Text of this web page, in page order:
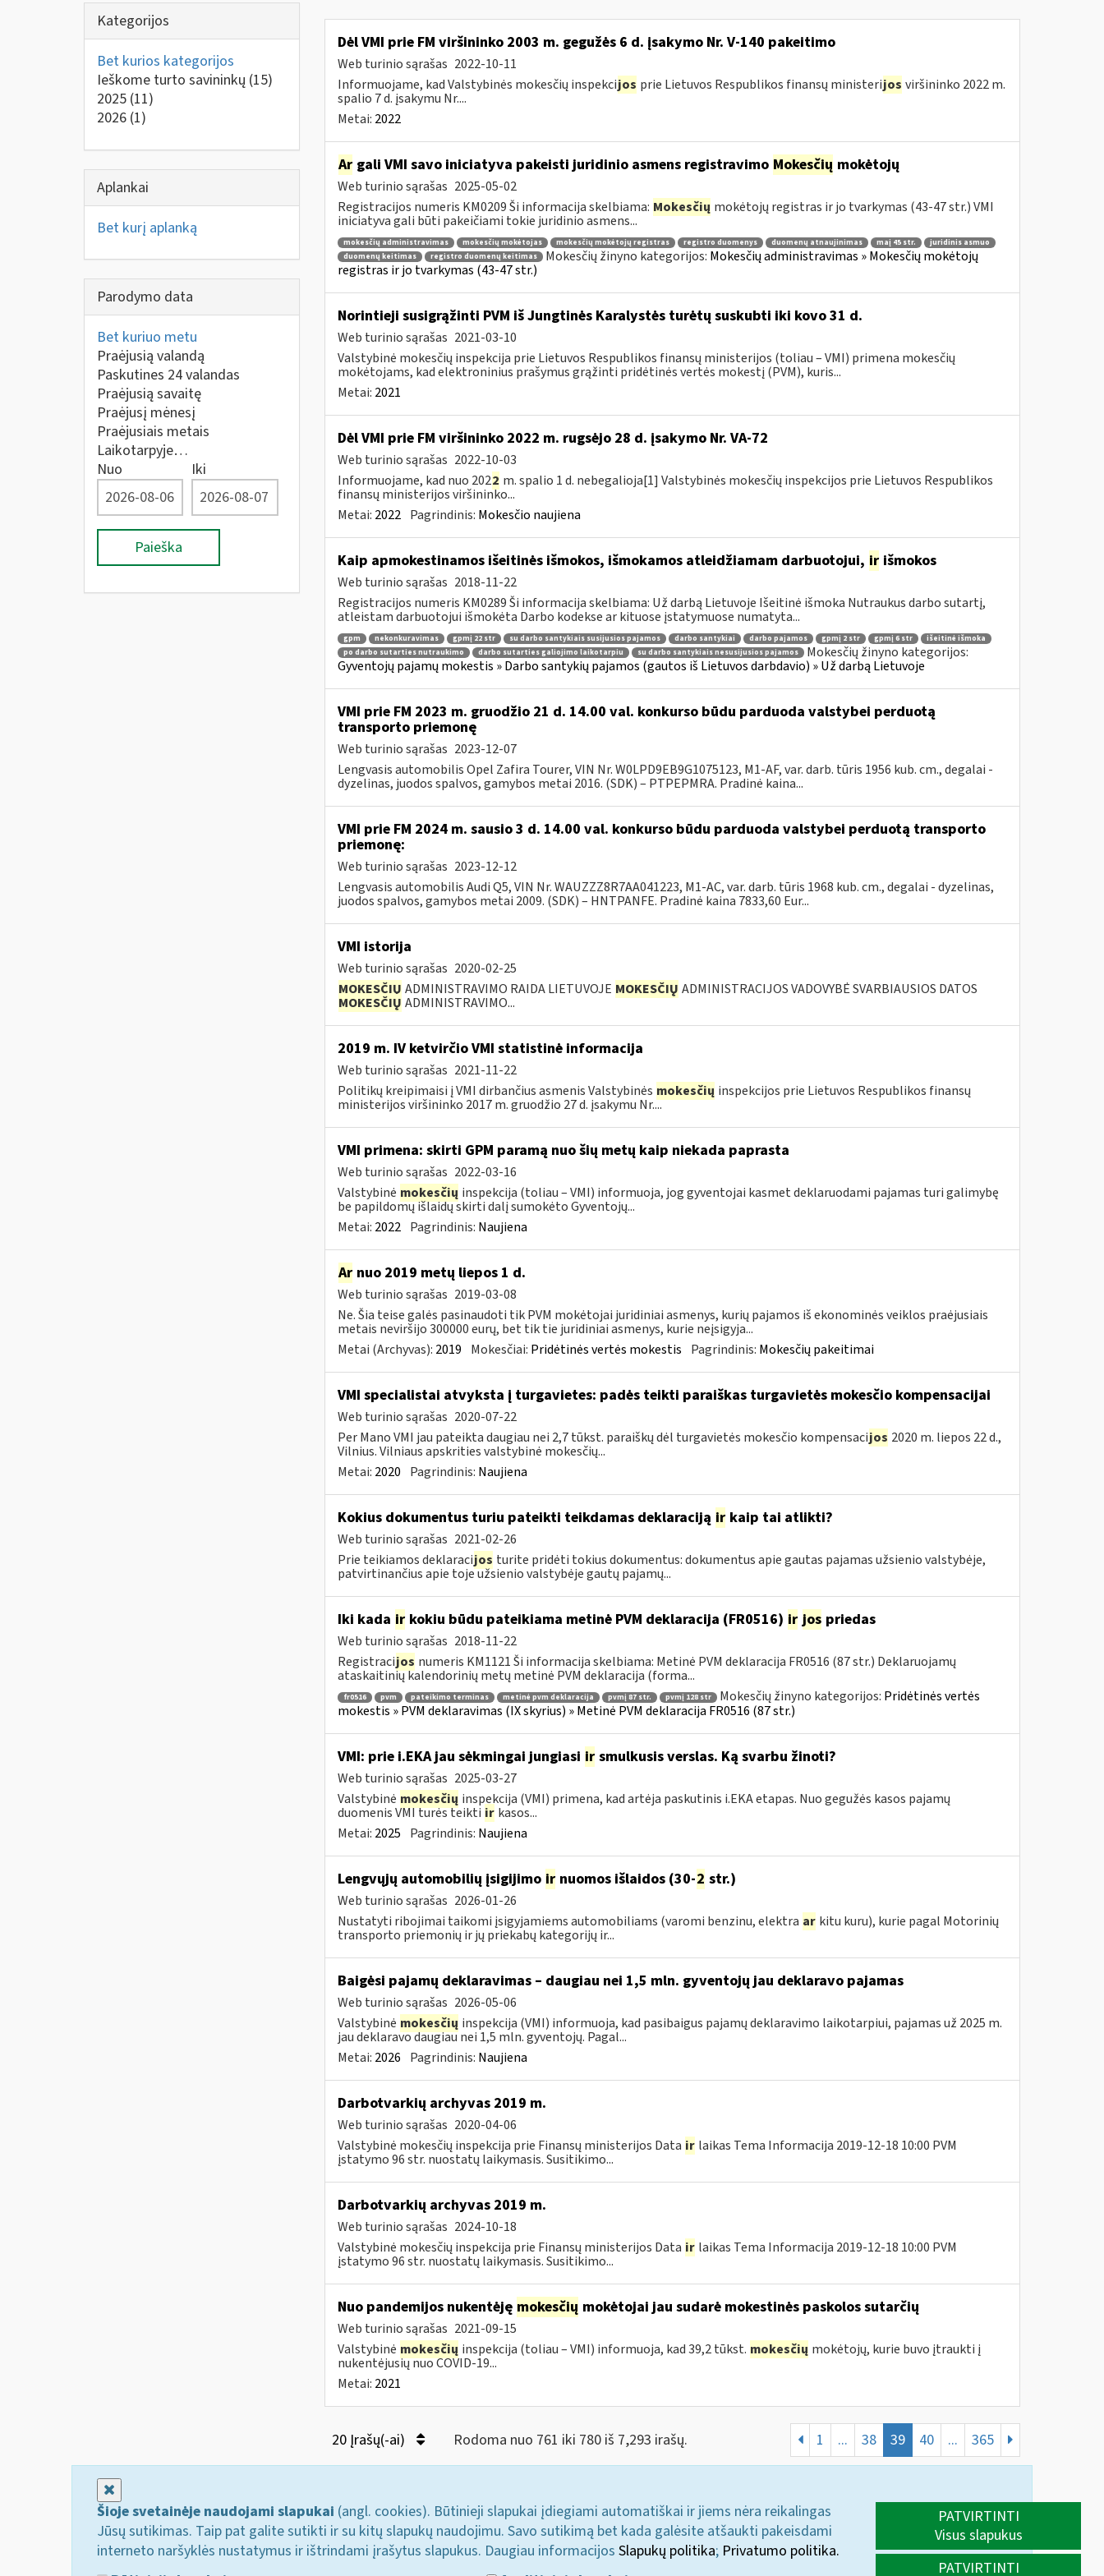
Kategorijos
Bet kurios kategorijos
Ieškome turto savininkų (15)
2025 (11)
2026 (1)
Aplankai
Bet kurį aplanką
Parodymo data
Bet kuriuo metu
Praėjusią valandą
Paskutines 24 valandas
Praėjusią savaitę
Praėjusį mėnesį
Praėjusiais metais
Laikotarpyje…
Nuo
Iki
Paieška
Dėl VMI prie FM viršininko 2003 m. gegužės 6 d. įsakymo Nr. V-140 pakeitimo
Web turinio sąrašas 2022-10-11
Informuojame, kad Valstybinės mokesčių inspekcijos prie Lietuvos Respublikos finansų ministerijos viršininko 2022 m.
spalio 7 d. įsakymu Nr....
Metai: 2022
Argali VMI savo iniciatyva pakeisti juridinio asmens registravimo Mokesčių mokėtojų
Web turinio sąrašas 2025-05-02
Registracijos numeris KM0209 Ši informacija skelbiama: Mokesčių mokėtojų registras ir jo tvarkymas (43-47 str.) VMI
iniciatyva gali būti pakeičiami tokie juridinio asmens...
mokesčių administravimas mokesčių mokėtojas mokesčių mokėtojų registras registro duomenys duomenų atnaujinimas maį 45 str.
juridinis asmuo
duomenų keitimas
registro duomenų keitimas Mokesčių žinyno kategorijos: Mokesčių administravimas » Mokesčių mokėtojų
registras ir jo tvarkymas (43-47 str.)
Norintieji susigrąžinti PVM iš Jungtinės Karalystės turėtų suskubti iki kovo 31 d.
Web turinio sąrašas 2021-03-10
Valstybinė mokesčių inspekcija prie Lietuvos Respublikos finansų ministerijos (toliau – VMI) primena mokesčių
mokėtojams, kad elektroninius prašymus grąžinti pridėtinės vertės mokestį (PVM), kuris...
Metai: 2021
Dėl VMI prie FM viršininko 2022 m. rugsėjo 28 d. įsakymo Nr. VA-72
Web turinio sąrašas 2022-10-03
Informuojame, kad nuo 2022 m. spalio 1 d. nebegalioja[1] Valstybinės mokesčių inspekcijos prie Lietuvos Respublikos
finansų ministerijos viršininko...
Metai: 2022 Pagrindinis: Mokesčio naujiena
Kaip apmokestinamos išeitinės išmokos, išmokamos atleidžiamam darbuotojui, irišmokos
Web turinio sąrašas 2018-11-22
Registracijos numeris KM0289 Ši informacija skelbiama: Už darbą Lietuvoje Išeitinė išmoka Nutraukus darbo sutartį,
atleistam darbuotojui išmokėta Darbo kodekse ar kituose įstatymuose numatyta...
gpm nekonkuravimas gpmį 22 str su darbo santykiais susijusios pajamos darbo santykiai darbo pajamos gpmį 2 str gpmį 6 str
išeitinė išmoka
po darbo sutarties nutraukimo
darbo sutarties galiojimo laikotarpiu su darbo santykiais nesusijusios pajamos
Mokesčių žinyno kategorijos:
Gyventojų pajamų mokestis » Darbo santykių pajamos (gautos iš Lietuvos darbdavio) » Už darbą Lietuvoje
VMI prie FM 2023 m. gruodžio 21 d. 14.00 val. konkurso būdu parduoda valstybei perduotą
transporto priemonę
Web turinio sąrašas 2023-12-07
Lengvasis automobilis Opel Zafira Tourer, VIN Nr. W0LPD9EB9G1075123, M1-AF, var. darb. tūris 1956 kub. cm., degalai -
dyzelinas, juodos spalvos, gamybos metai 2016. (SDK) – PTPEPMRA. Pradinė kaina...
VMI prie FM 2024 m. sausio 3 d. 14.00 val. konkurso būdu parduoda valstybei perduotą transporto
priemonę:
Web turinio sąrašas 2023-12-12
Lengvasis automobilis Audi Q5, VIN Nr. WAUZZZ8R7AA041223, M1-AC, var. darb. tūris 1968 kub. cm., degalai - dyzelinas,
juodos spalvos, gamybos metai 2009. (SDK) – HNTPANFE. Pradinė kaina 7833,60 Eur...
VMI istorija
Web turinio sąrašas 2020-02-25
MOKESČIŲ ADMINISTRAVIMO RAIDA LIETUVOJE MOKESČIŲ ADMINISTRACIJOS VADOVYBĖ SVARBIAUSIOS DATOS
MOKESČIŲ ADMINISTRAVIMO...
2019 m. IV ketvirčio VMI statistinė informacija
Web turinio sąrašas 2021-11-22
Politikų kreipimaisi į VMI dirbančius asmenis Valstybinės mokesčių inspekcijos prie Lietuvos Respublikos finansų
ministerijos viršininko 2017 m. gruodžio 27 d. įsakymu Nr....
VMI primena: skirti GPM paramą nuo šių metų kaip niekada paprasta
Web turinio sąrašas 2022-03-16
Valstybinė mokesčių inspekcija (toliau – VMI) informuoja, jog gyventojai kasmet deklaruodami pajamas turi galimybę
be papildomų išlaidų skirti dalį sumokėto Gyventojų...
Metai: 2022 Pagrindinis: Naujiena
Arnuo 2019 metų liepos 1 d.
Web turinio sąrašas 2019-03-08
Ne. Šia teise galės pasinaudoti tik PVM mokėtojai juridiniai asmenys, kurių pajamos iš ekonominės veiklos praėjusiais
metais neviršijo 300000 eurų, bet tik tie juridiniai asmenys, kurie neįsigyja...
Metai (Archyvas): 2019 Mokesčiai: Pridėtinės vertės mokestis Pagrindinis: Mokesčių pakeitimai
VMI specialistai atvyksta į turgavietes: padės teikti paraiškas turgavietės mokesčio kompensacijai
Web turinio sąrašas 2020-07-22
Per Mano VMI jau pateikta daugiau nei 2,7 tūkst. paraiškų dėl turgavietės mokesčio kompensacijos 2020 m. liepos 22 d.,
Vilnius. Vilniaus apskrities valstybinė mokesčių...
Metai: 2020 Pagrindinis: Naujiena
Kokius dokumentus turiu pateikti teikdamas deklaraciją irkaip tai atlikti?
Web turinio sąrašas 2021-02-26
Prie teikiamos deklaracijos turite pridėti tokius dokumentus: dokumentus apie gautas pajamas užsienio valstybėje,
patvirtinančius apie toje užsienio valstybėje gautų pajamų...
Iki kada irkokiu būdu pateikiama metinė PVM deklaracija (FR0516) ir jos priedas
Web turinio sąrašas 2018-11-22
Registracijos numeris KM1121 Ši informacija skelbiama: Metinė PVM deklaracija FR0516 (87 str.) Deklaruojamų
ataskaitinių kalendorinių metų metinė PVM deklaracija (forma...
fr0516 pvm pateikimo terminas metinė pvm deklaracija pvmį 87 str. pvmį 128 str Mokesčių žinyno kategorijos: Pridėtinės vertės
mokestis » PVM deklaravimas (IX skyrius) » Metinė PVM deklaracija FR0516 (87 str.)
VMI: prie i.EKA jau sėkmingai jungiasi irsmulkusis verslas. Ką svarbu žinoti?
Web turinio sąrašas 2025-03-27
Valstybinė mokesčių inspekcija (VMI) primena, kad artėja paskutinis i.EKA etapas. Nuo gegužės kasos pajamų
duomenis VMI turės teikti ir kasos...
Metai: 2025 Pagrindinis: Naujiena
Lengvųjų automobilių įsigijimo irnuomos išlaidos (30-2 str.)
Web turinio sąrašas 2026-01-26
Nustatyti ribojimai taikomi įsigyjamiems automobiliams (varomi benzinu, elektra ar kitu kuru), kurie pagal Motorinių
transporto priemonių ir jų priekabų kategorijų ir...
Baigėsi pajamų deklaravimas – daugiau nei 1,5 mln. gyventojų jau deklaravo pajamas
Web turinio sąrašas 2026-05-06
Valstybinė mokesčių inspekcija (VMI) informuoja, kad pasibaigus pajamų deklaravimo laikotarpiui, pajamas už 2025 m.
jau deklaravo daugiau nei 1,5 mln. gyventojų. Pagal...
Metai: 2026 Pagrindinis: Naujiena
Darbotvarkių archyvas 2019 m.
Web turinio sąrašas 2020-04-06
Valstybinė mokesčių inspekcija prie Finansų ministerijos Data ir laikas Tema Informacija 2019-12-18 10:00 PVM
įstatymo 96 str. nuostatų laikymasis. Susitikimo...
Darbotvarkių archyvas 2019 m.
Web turinio sąrašas 2024-10-18
Valstybinė mokesčių inspekcija prie Finansų ministerijos Data ir laikas Tema Informacija 2019-12-18 10:00 PVM
įstatymo 96 str. nuostatų laikymasis. Susitikimo...
Nuo pandemijos nukentėję mokesčių mokėtojai jau sudarė mokestinės paskolos sutarčių
Web turinio sąrašas 2021-09-15
Valstybinė mokesčių inspekcija (toliau – VMI) informuoja, kad 39,2 tūkst. mokesčių mokėtojų, kurie buvo įtraukti į
nukentėjusių nuo COVID-19...
Metai: 2021
20 Įrašų(-ai) Rodoma nuo 761 iki 780 iš 7,293 irašų. 1 ... 38 39 40 ... 365
Šioje svetainėje naudojami slapukai (angl. cookies). Būtinieji slapukai įdiegiami automatiškai ir jiems nėra reikalingas
Jūsų sutikimas. Taip pat galite sutikti ir su kitų slapukų naudojimu. Savo sutikimą bet kada galėsite atšaukti pakeisdami
interneto naršyklės nustatymus ir ištrindami įrašytus slapukus. Daugiau informacijos Slapukų politika; Privatumo politika.
PATVIRTINTI
Visus slapukus
PATVIRTINTI